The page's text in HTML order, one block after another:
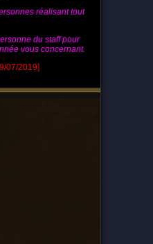
réalisant tout
du staff pour
vous concernant.
07/2019]